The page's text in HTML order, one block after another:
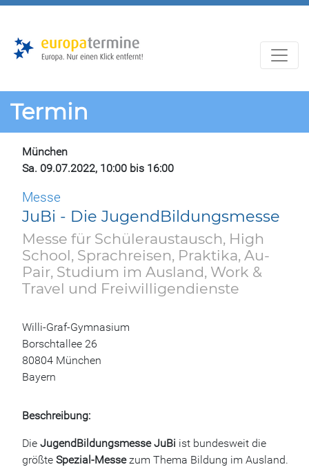
Termin
München
Sa. 09.07.2022, 10:00 bis 16:00
Messe
JuBi - Die JugendBildungsmesse
Messe für Schüleraustausch, High
School, Sprachreisen, Praktika, Au-
Pair, Studium im Ausland, Work &
Travel und Freiwilligendienste
Willi-Graf-Gymnasium
Borschtallee 26
80804 München
Bayern
Beschreibung:
Die JugendBildungsmesse JuBi ist bundesweit die
größte Spezial-Messezum Thema Bildung im Ausland.